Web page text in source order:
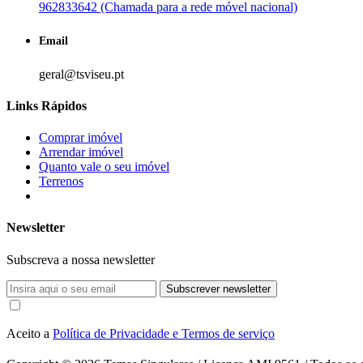
962833642 (Chamada para a rede móvel nacional)
Email
geral@tsviseu.pt
Links Rápidos
Comprar imóvel
Arrendar imóvel
Quanto vale o seu imóvel
Terrenos
Newsletter
Subscreva a nossa newsletter
Subscrever newsletter
Aceito a Política de Privacidade e Termos de serviço